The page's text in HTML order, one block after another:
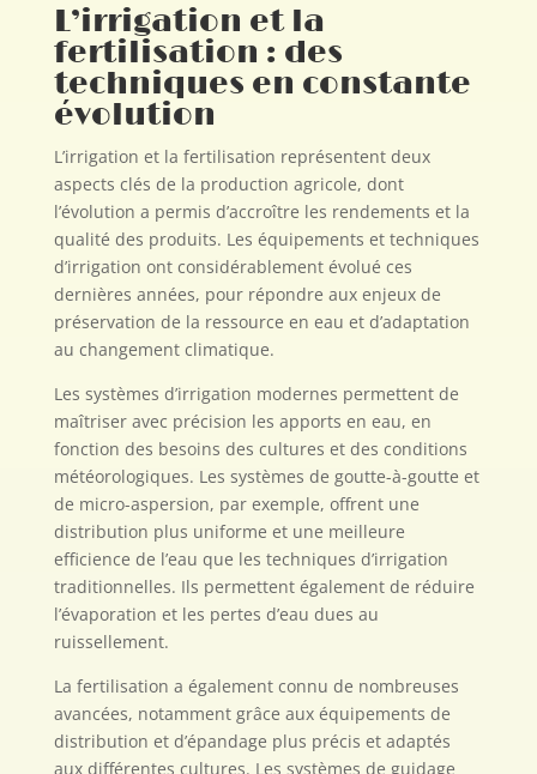
L’irrigation et la
fertilisation : des
techniques en constante
évolution
L’irrigation et la fertilisation représentent deux
aspects clés de la production agricole, dont
l’évolution a permis d’accroître les rendements et la
qualité des produits. Les équipements et techniques
d’irrigation ont considérablement évolué ces
dernières années, pour répondre aux enjeux de
préservation de la ressource en eau et d’adaptation
au changement climatique.
Les systèmes d’irrigation modernes permettent de
maîtriser avec précision les apports en eau, en
fonction des besoins des cultures et des conditions
météorologiques. Les systèmes de goutte-à-goutte et
de micro-aspersion, par exemple, offrent une
distribution plus uniforme et une meilleure
efficience de l’eau que les techniques d’irrigation
traditionnelles. Ils permettent également de réduire
l’évaporation et les pertes d’eau dues au
ruissellement.
La fertilisation a également connu de nombreuses
avancées, notamment grâce aux équipements de
distribution et d’épandage plus précis et adaptés
aux différentes cultures. Les systèmes de guidage